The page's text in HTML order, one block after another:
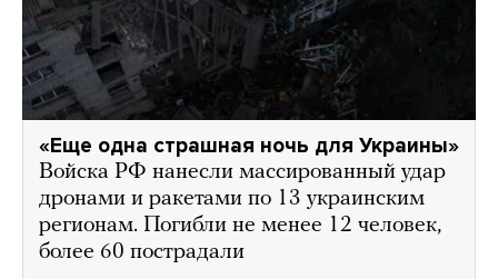
«Еще одна страшная ночь для Украины»
Войска РФ нанесли массированный удар
дронами и ракетами по 13 украинским
регионам. Погибли не менее 12 человек,
более 60 пострадали